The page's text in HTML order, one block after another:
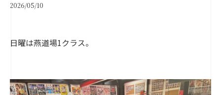
2026/05/10
日曜は燕道場1クラス。